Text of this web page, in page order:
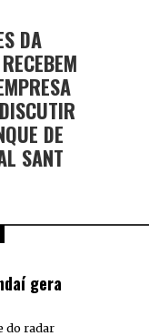
DA
DE
SANT
gera
do radar